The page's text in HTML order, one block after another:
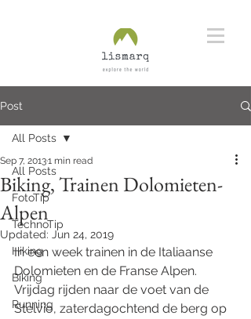
Post
All Posts
FotoTip
TechnoTip
Hiking
Biking
Running
All Posts
Biking, Trainen Dolomieten-
Alpen
Sep 7, 20131 min read
Updated: Jun 24, 2019
In een week trainen in de Italiaanse
Dolomieten en de Franse Alpen.
Vrijdag rijden naar de voet van de
Stelvio, zaterdagochtend de berg op